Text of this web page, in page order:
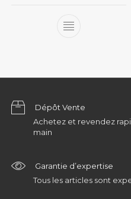
Dépôt Vente
Achetez et revendez
main
Garantie d’expertise
Tous les articles sont